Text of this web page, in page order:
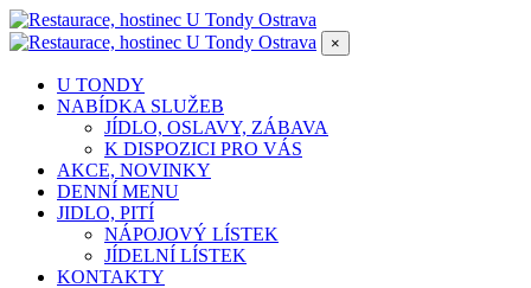
×
U TONDY
NABÍDKA SLUŽEB
JÍDLO, OSLAVY, ZÁBAVA
K DISPOZICI PRO VÁS
AKCE, NOVINKY
DENNÍ MENU
JIDLO, PITÍ
NÁPOJOVÝ LÍSTEK
JÍDELNÍ LÍSTEK
KONTAKTY